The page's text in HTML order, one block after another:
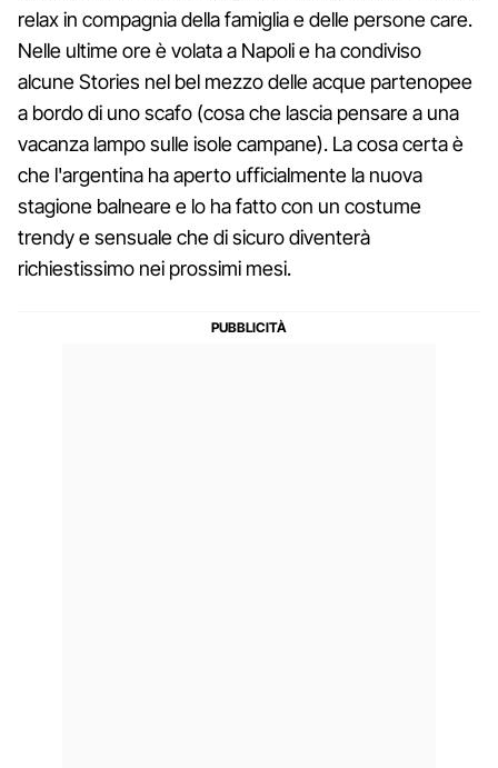
relax in compagnia della famiglia e delle persone care.
Nelle ultime ore è volata a Napoli e ha condiviso
alcune Stories nel bel mezzo delle acque partenopee
a bordo di uno scafo (cosa che lascia pensare a una
vacanza lampo sulle isole campane). La cosa certa è
che l'argentina ha aperto ufficialmente la nuova
stagione balneare e lo ha fatto con un costume
trendy e sensuale che di sicuro diventerà
richiestissimo nei prossimi mesi.